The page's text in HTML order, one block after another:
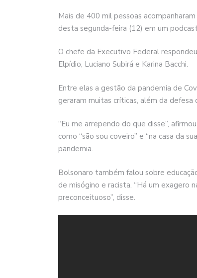
Mais de 400 mil pessoas
desta segunda-feira (12) em um
O chefe da Executivo Federal
Elpídio, Luciano Subirá e Karina Bacchi.
Entre elas a gestão da pandemia de
geraram muitas críticas, além da
“Eu me arrependo do que disse”,
como “são sou coveiro” e “na casa da
pandemia.
Bolsonaro também falou sobre
de misógino e racista. “Há um exagero
preconceituoso”, disse.